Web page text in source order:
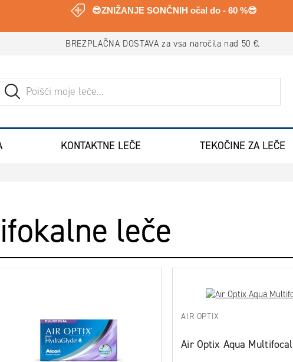
😎ZNIŽANJE SONČNIH očal do - 60 %😎
BREZPLAČNA DOSTAVA za vsa naročila nad 50 €.
Iskanje
ISKANJE
KONTAKTNE LEČE TEKOČINE ZA LEČE
leče
Dodaj na seznam želja
AIR OPTIX
Air Optix Aqua Multifocal